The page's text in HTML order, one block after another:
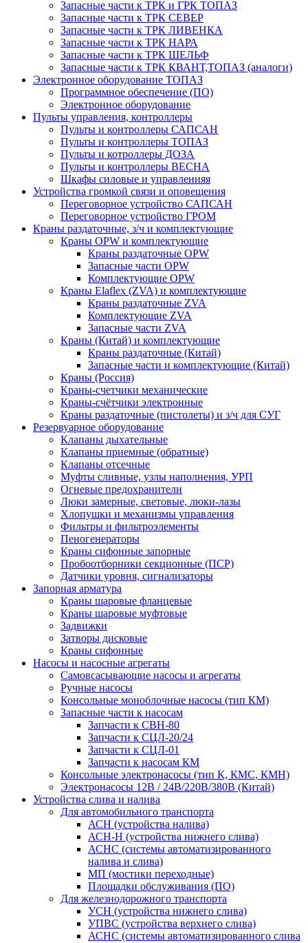
Запасные части к ТРК и ГРК ТОПАЗ
Запасные части к ТРК СЕВЕР
Запасные части к ТРК ЛИВЕНКА
Запасные части к ТРК НАРА
Запасные части к ТРК ШЕЛЬФ
Запасные части к ТРК КВАНТ,ТОПАЗ (аналоги)
Электронное оборудование ТОПАЗ
Программное обеспечение (ПО)
Электронное оборудование
Пульты управления, контроллеры
Пульты и контроллеры САПСАН
Пульты и контроллеры ТОПАЗ
Пульты и котроллеры ДОЗА
Пульты и контроллеры ВЕСНА
Шкафы силовые и управленияя
Устройства громкой связи и оповещения
Переговорное устройство САПСАН
Переговорное устройство ГРОМ
Краны раздаточные, з/ч и комплектующие
Краны OPW и комплектующие
Краны раздаточные OPW
Запасные части OPW
Комплектующие OPW
Краны Elaflex (ZVA) и комплектующие
Краны раздаточные ZVA
Комплектующие ZVA
Запасные части ZVA
Краны (Китай) и комплектующие
Краны раздаточные (Китай)
Запасные части и комплектующие (Китай)
Краны (Россия)
Краны-счетчики механические
Краны-счётчики электронные
Краны раздаточные (пистолеты) и з/ч для СУГ
Резервуарное оборудование
Клапаны дыхательные
Клапаны приемные (обратные)
Клапаны отсечные
Муфты сливные, узлы наполнения, УРП
Огневые предохранители
Люки замерные, световые, люки-лазы
Хлопушки и механизмы управления
Фильтры и фильтроэлементы
Пеногенераторы
Краны сифонные запорные
Пробоотборники секционные (ПСР)
Датчики уровня, сигнализаторы
Запорная арматура
Краны шаровые фланцевые
Краны шаровые муфтовые
Задвижки
Затворы дисковые
Краны сифонные
Насосы и насосные агрегаты
Самовсасывающие насосы и агрегаты
Ручные насосы
Консольные моноблочные насосы (тип КМ)
Запасные части к насосам
Запчасти к СВН-80
Запчасти к СЦЛ-20/24
Запчасти к СЦЛ-01
Запчасти к насосам КМ
Консольные электронасосы (тип К, КМС, КМН)
Электронасосы 12В / 24В/220В/380B (Китай)
Устройства слива и налива
Для автомобильного транспорта
АСН (устройства налива)
АСН-Н (устройства нижнего слива)
АСНС (системы автоматизированного
налива и слива)
МП (мостики переходные)
Площадки обслуживания (ПО)
Для железнодорожного транспорта
УСН (устройства нижнего слива)
УПВС (уcтройства верхнего слива)
АСНС (системы автоматизированного слива